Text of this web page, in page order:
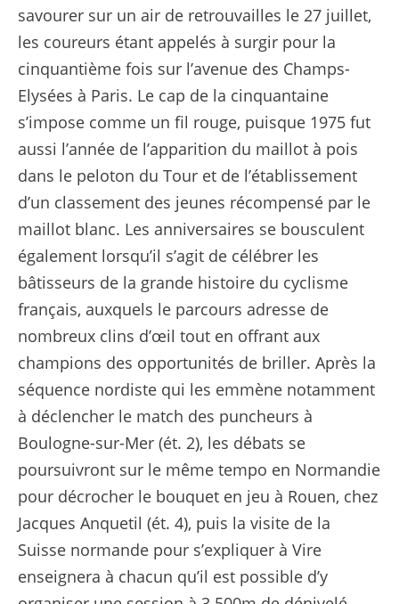
savourer sur un air de retrouvailles le 27 juillet,
les coureurs étant appelés à surgir pour la
cinquantième fois sur l’avenue des Champs-
Elysées à Paris. Le cap de la cinquantaine
s’impose comme un fil rouge, puisque 1975 fut
aussi l’année de l’apparition du maillot à pois
dans le peloton du Tour et de l’établissement
d’un classement des jeunes récompensé par le
maillot blanc. Les anniversaires se bousculent
également lorsqu’il s’agit de célébrer les
bâtisseurs de la grande histoire du cyclisme
français, auxquels le parcours adresse de
nombreux clins d’œil tout en offrant aux
champions des opportunités de briller. Après la
séquence nordiste qui les emmène notamment
à déclencher le match des puncheurs à
Boulogne-sur-Mer (ét. 2), les débats se
poursuivront sur le même tempo en Normandie
pour décrocher le bouquet en jeu à Rouen, chez
Jacques Anquetil (ét. 4), puis la visite de la
Suisse normande pour s’expliquer à Vire
enseignera à chacun qu’il est possible d’y